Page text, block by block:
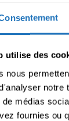
utilise des
nous
notre
de médias
fournies ou
2.4
ne